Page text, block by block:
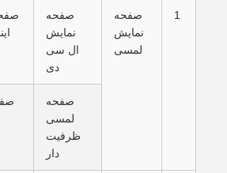
1
صفحه
نمایش
لمسی
صفحه
نمایش
ال سی
دی
صفحه
لمسی
ظرفیت
دار